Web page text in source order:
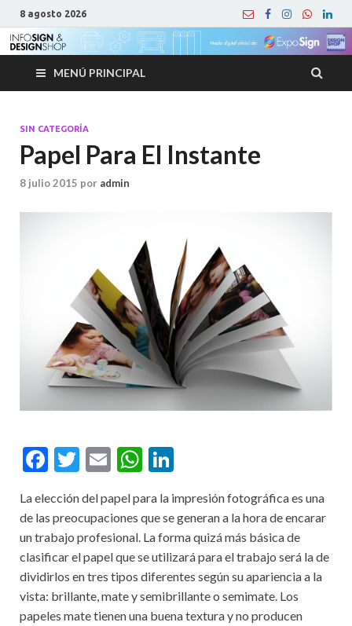
8 agosto 2026
MENÚ PRINCIPAL
SIN CATEGORÍA
Papel Para El Instante
8 julio 2015 por admin
F
e
b
o
o
k
T
itt
er
E
ai
l
W
at
s
A
p
p
ke
dI
n
La elección del papel para la impresión fotográfica es una
de las preocupaciones que se generan a la hora de encarar
un trabajo profesional. La forma quizá más básica de
clasificar el papel que se utilizará para el trabajo será la de
dividirlos en tres tipos diferentes según su apariencia a la
vista: brillante, mate y semibrillante o semimate. Los
papeles mate tienen una buena textura y no producen